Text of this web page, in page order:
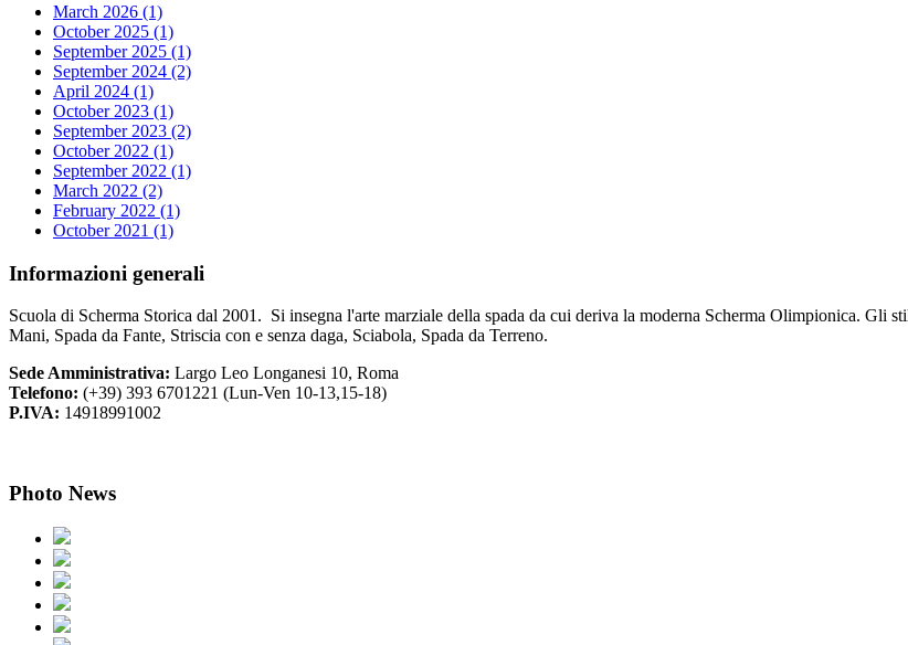
March 2026 (1)
October 2025 (1)
September 2025 (1)
September 2024 (2)
April 2024 (1)
October 2023 (1)
September 2023 (2)
October 2022 (1)
September 2022 (1)
March 2022 (2)
February 2022 (1)
October 2021 (1)
Informazioni generali
Scuola di Scherma Storica dal 2001. Si insegna l'arte marziale della spada da cui deriva la moderna Scherma Olimpionica. Gli
Mani, Spada da Fante, Striscia con e senza daga, Sciabola, Spada da Terreno.
Sede Amministrativa: Largo Leo Longanesi 10, Roma
Telefono: (+39) 393 6701221 (Lun-Ven 10-13,15-18)
P.IVA: 14918991002
Photo News